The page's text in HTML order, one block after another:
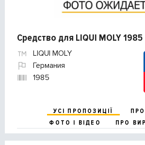
Средство для LIQUI MOLY 1985
LIQUI MOLY
Германия
1985
УСІ ПРОПОЗИЦІЇ
ФОТО І ВІДЕО
ПРО